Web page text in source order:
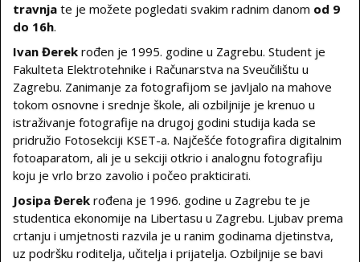
travnja te je možete pogledati svakim radnim danom od 9
do 16h.
Ivan Đerek rođen je 1995. godine u Zagrebu. Student je
Fakulteta Elektrotehnike i Računarstva na Sveučilištu u
Zagrebu. Zanimanje za fotografijom se javljalo na mahove
tokom osnovne i srednje škole, ali ozbiljnije je krenuo u
istraživanje fotografije na drugoj godini studija kada se
pridružio Fotosekciji KSET-a. Najčešće fotografira digitalnim
fotoaparatom, ali je u sekciji otkrio i analognu fotografiju
koju je vrlo brzo zavolio i počeo prakticirati.
Josipa Đerek rođena je 1996. godine u Zagrebu te je
studentica ekonomije na Libertasu u Zagrebu. Ljubav prema
crtanju i umjetnosti razvila je u ranim godinama djetinstva,
uz podršku roditelja, učitelja i prijatelja. Ozbiljnije se bavi